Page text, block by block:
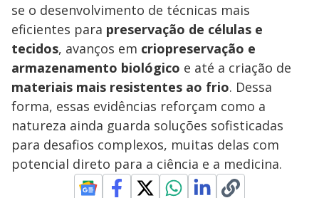
se o desenvolvimento de técnicas mais
eficientes para preservação de células e
tecidos, avanços em criopreservação e
armazenamento biológico e até a criação de
materiais mais resistentes ao frio. Dessa
forma, essas evidências reforçam como a
natureza ainda guarda soluções sofisticadas
para desafios complexos, muitas delas com
potencial direto para a ciência e a medicina.